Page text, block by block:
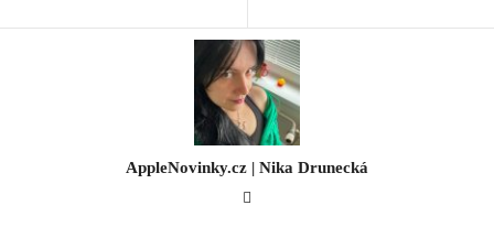
AppleNovinky.cz | Nika Drunecká